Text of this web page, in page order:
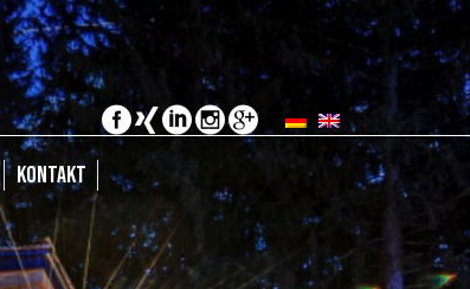
KONTAKT